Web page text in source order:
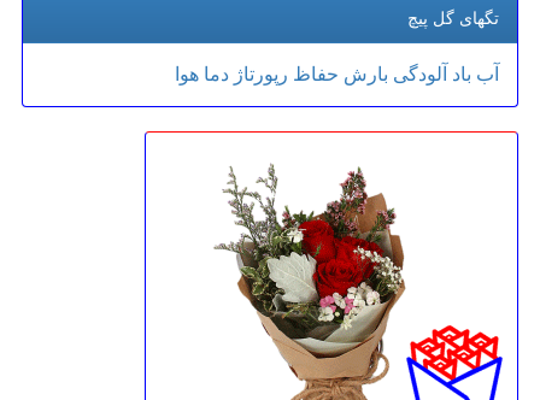
تگهای گل پیچ
آب باد آلودگی بارش حفاظ رپورتاژ دما هوا